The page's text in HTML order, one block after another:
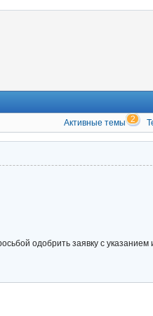
Активные темы 2
одобрить заявку с указанием